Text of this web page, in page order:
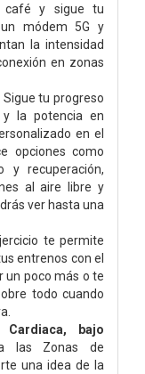
café y sigue tu
módem 5G y
la intensidad
en zonas
Sigue tu progreso
la potencia en
en el
opciones como
y recuperación,
al aire libre y
ver hasta una
te permite
entrenos con el
un poco más o te
todo cuando
bajo
las Zonas de
una idea de la